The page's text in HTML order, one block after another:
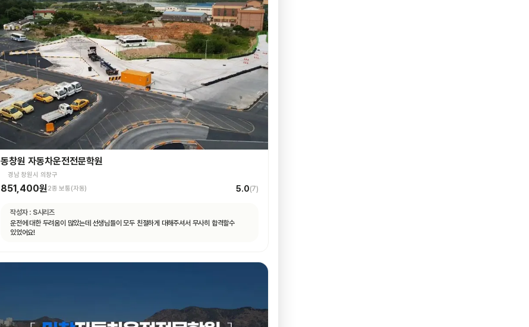
동창원 자동차운전전문학원
경남 창원시 의창구
851,400원2종 보통(자동) 5.0(7)
작성자 : S시리즈
운전에 대한 두려움이 많았는데 선생님들이 모두 친절하게 대해주셔서 무사히 합격할수
있었어요!